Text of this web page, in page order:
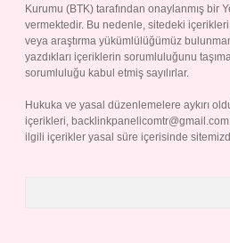
Kurumu (BTK) tarafından onaylanmış bir
vermektedir. Bu nedenle, sitedeki
veya araştırma yükümlülüğümüz
yazdıkları içeriklerin sorumluluğunu
sorumluluğu kabul etmiş sayılırlar.
Hukuka ve yasal düzenlemelere aykırı
içerikleri, backlinkpanelicomtr@gmail.com
ilgili içerikler yasal süre içerisinde